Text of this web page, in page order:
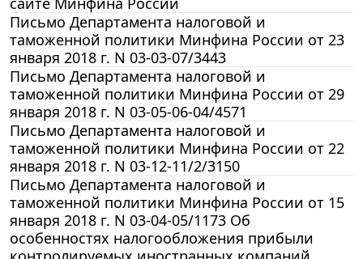
Письмо Департамента налоговой и
таможенной политики Минфина России от 23
января 2018 г. N 03-03-07/3443
Письмо Департамента налоговой и
таможенной политики Минфина России от 29
января 2018 г. N 03-05-06-04/4571
Письмо Департамента налоговой и
таможенной политики Минфина России от 22
января 2018 г. N 03-12-11/2/3150
Письмо Департамента налоговой и
таможенной политики Минфина России от 15
января 2018 г. N 03-04-05/1173 Об
особенностях налогообложения прибыли